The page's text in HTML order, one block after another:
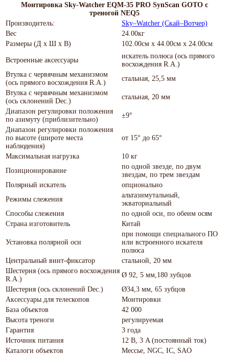
Монтировка Sky-Watcher EQM-35 PRO SynScan GOTO с
треногой NEQ5
Производитель:
Sky–Watcher (Скай–Вотчер)
Вес
24.00кг
Размеры (Д х Ш х В)
102.00см x 44.00см x 24.00см
Встроенные аксессуары
искатель полюса (ось прямого
восхождения R.A.)
Втулка с червячным механизмом
(ось прямого восхождения R.A.)
стальная, 25,5 мм
Втулка с червячным механизмом
(ось склонений Dec.)
стальная, 20 мм
Диапазон регулировки положения
по азимуту (приблизительно)
±9°
Диапазон регулировки положения
по высоте (широте места
наблюдения)
от 15° до 65°
Максимальная нагрузка
10 кг
Позиционирование
по одной звезде, по двум
звездам, по трем звездам
Полярный искатель
опционально
Режимы слежения
альтазимутальный,
экваториальный
Способы слежения
по одной оси, по обеим осям
Страна изготовитель
Китай
Установка полярной оси
при помощи специального ПО
или встроенного искателя
полюса
Центральный винт-фиксатор
стальной, 20 мм
Шестерня (ось прямого восхождения
R.A.)
Ø 92, 5 мм,180 зубцов
Шестерня (ось склонений Dec.)
Ø34,3 мм, 65 зубцов
Аксессуары для телескопов
Монтировки
База объектов
42 000
Высота треноги
регулируемая
Гарантия
3 года
Источник питания
12 В, 3 A (постоянный ток)
Каталоги объектов
Мессье, NGC, IC, SAO